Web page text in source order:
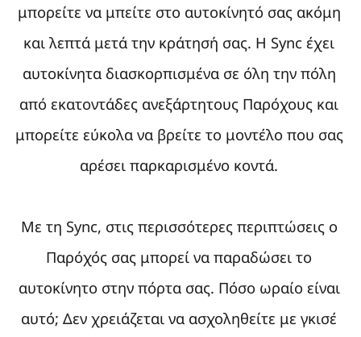
μπορείτε να μπείτε στο αυτοκίνητό σας ακόμη
και λεπτά μετά την κράτησή σας. Η Sync έχει
αυτοκίνητα διασκορπισμένα σε όλη την πόλη
από εκατοντάδες ανεξάρτητους Παρόχους και
μπορείτε εύκολα να βρείτε το μοντέλο που σας
αρέσει παρκαρισμένο κοντά.
Με τη Sync, στις περισσότερες περιπτώσεις ο
Παρόχός σας μπορεί να παραδώσει το
αυτοκίνητο στην πόρτα σας. Πόσο ωραίο είναι
αυτό; Δεν χρειάζεται να ασχοληθείτε με γκισέ